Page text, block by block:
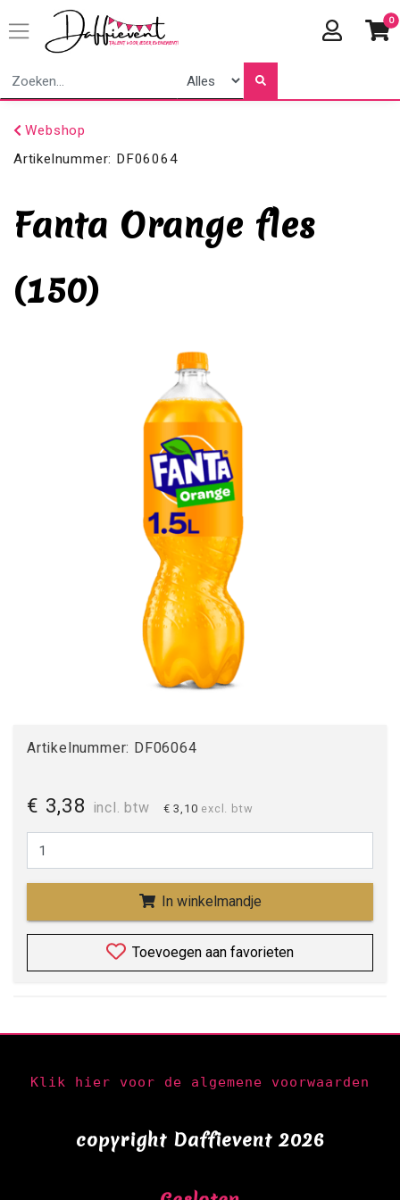
0
Webshop
Artikelnummer: DF06064
Fanta Orange fles
(150)
Artikelnummer: DF06064
€ 3,38 incl. btw € 3,10 excl. btw
In winkelmandje
Toevoegen aan favorieten
Klik hier voor de algemene voorwaarden
copyright Daffievent 2026